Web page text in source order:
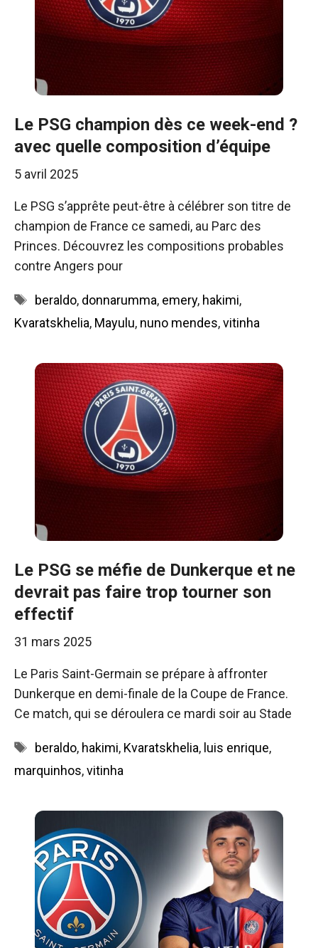
Le PSG champion dès ce week-end ?
avec quelle composition d’équipe
5 avril 2025
Le PSG s’apprête peut-être à célébrer son titre de
champion de France ce samedi, au Parc des
Princes. Découvrez les compositions probables
contre Angers pour
Étiquettes
beraldo, donnarumma, emery, hakimi,
Kvaratskhelia, Mayulu, nuno mendes,vitinha
Le PSG se méfie de Dunkerque et ne
devrait pas faire trop tourner son
effectif
31 mars 2025
Le Paris Saint-Germain se prépare à affronter
Dunkerque en demi-finale de la Coupe de France.
Ce match, qui se déroulera ce mardi soir au Stade
Étiquettes
beraldo, hakimi, Kvaratskhelia, luis enrique,
marquinhos,vitinha